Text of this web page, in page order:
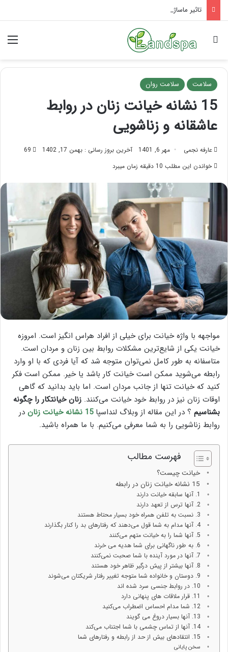
تاثیر ماساژ بر افسردگی؛ با ماساژ درمانی افسردگی را درمان کنید!
جستجو برای
سلامت سلامت روان
15 نشانه خیانت زنان در روابط
عاشقانه و زناشویی
عارفه نجمی مهر 6, 1401 آخرین بروز رسانی : بهمن 17, 1402
69
خواندن این مطلب 10 دقیقه زمان میبرد
مواجهه با واژه خیانت برای خیلی از افراد هراس انگیز است. امروزه
خیانت یکی از شایع‌ترین مشکلات روابط بین زنان و مردان است.
متاسفانه به طور کامل نمی‌توان متوجه شد که آیا فردی که با او وارد
رابطه می‌شوید ممکن است خیانت کار باشد یا خیر. ممکن است فکر
کنید که خیانت تنها از جانب مردان است. اما باید بدانید که گاهی
اوقات زنان نیز در روابط خود خیانت می‌کنند. زنان خیانتکار را چگونه
بشناسیم ؟ در این مقاله از وبلاگ لنداسپا15 نشانه خیانت زنان
در
روابط زناشویی را به شما معرفی می‌کنیم. با ما همراه باشید.
فهرست مطالب
خیانت چیست؟
15 نشانه خیانت زنان در رابطه
1. آنها سابقه خیانت دارند
2. آنها ترس از تعهد دارند
3. نسبت به تلفن همراه خود بسیار محتاط هستند
4. آنها مدام به شما قول می‌دهند که رفتارهای بد را کنار بگذارند
5. آنها شما را به خیانت متهم می‌کنند
6. به طور ناگهانی برای شما هدیه می خرند
7. آنها در مورد آینده با شما صحبت نمی‌کنند
8. آنها بیشتر از پیش درگیر ظاهر خود هستند
9. دوستان و خانواده شما متوجه تغییر رفتار شریکتان می‌شوند
10. در روابط جنسی سرد شده اند
11. قرار ملاقات های پنهانی دارد
12. شما مدام احساس اضطراب می‌کنید
13. آنها بسیار دروغ می گویند
14. آنها از تماس چشمی با شما اجتناب می‌کند
15. انتقادهای بیش از حد از رابطه و رفتارهای شما
سخن پایانی